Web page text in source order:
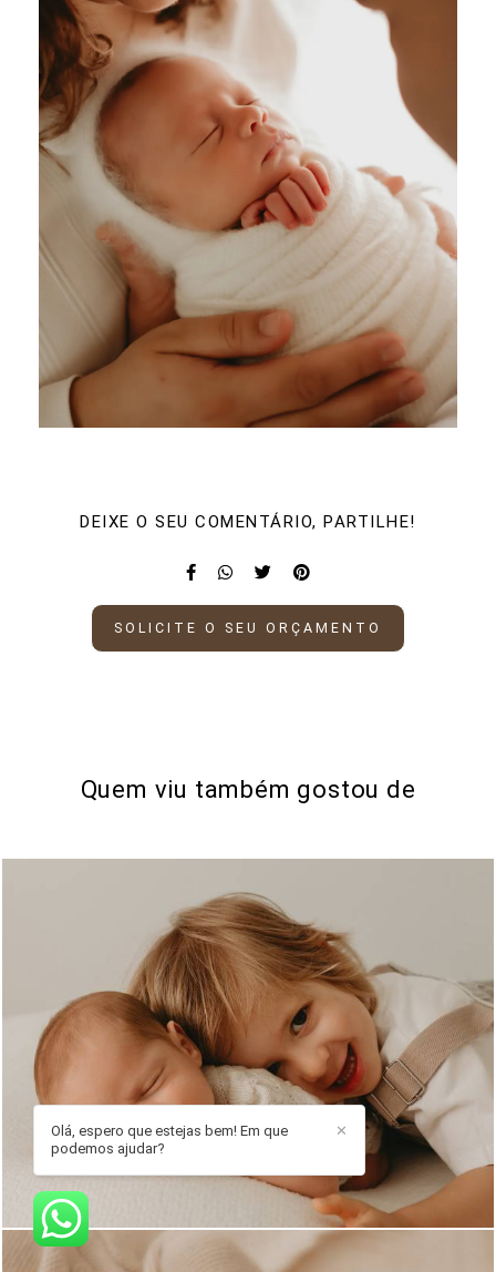
DEIXE O SEU COMENTÁRIO, PARTILHE!
SOLICITE O SEU ORÇAMENTO
Quem viu também gostou de
852 0
✕
Olá, espero que estejas bem! Em que
podemos ajudar?